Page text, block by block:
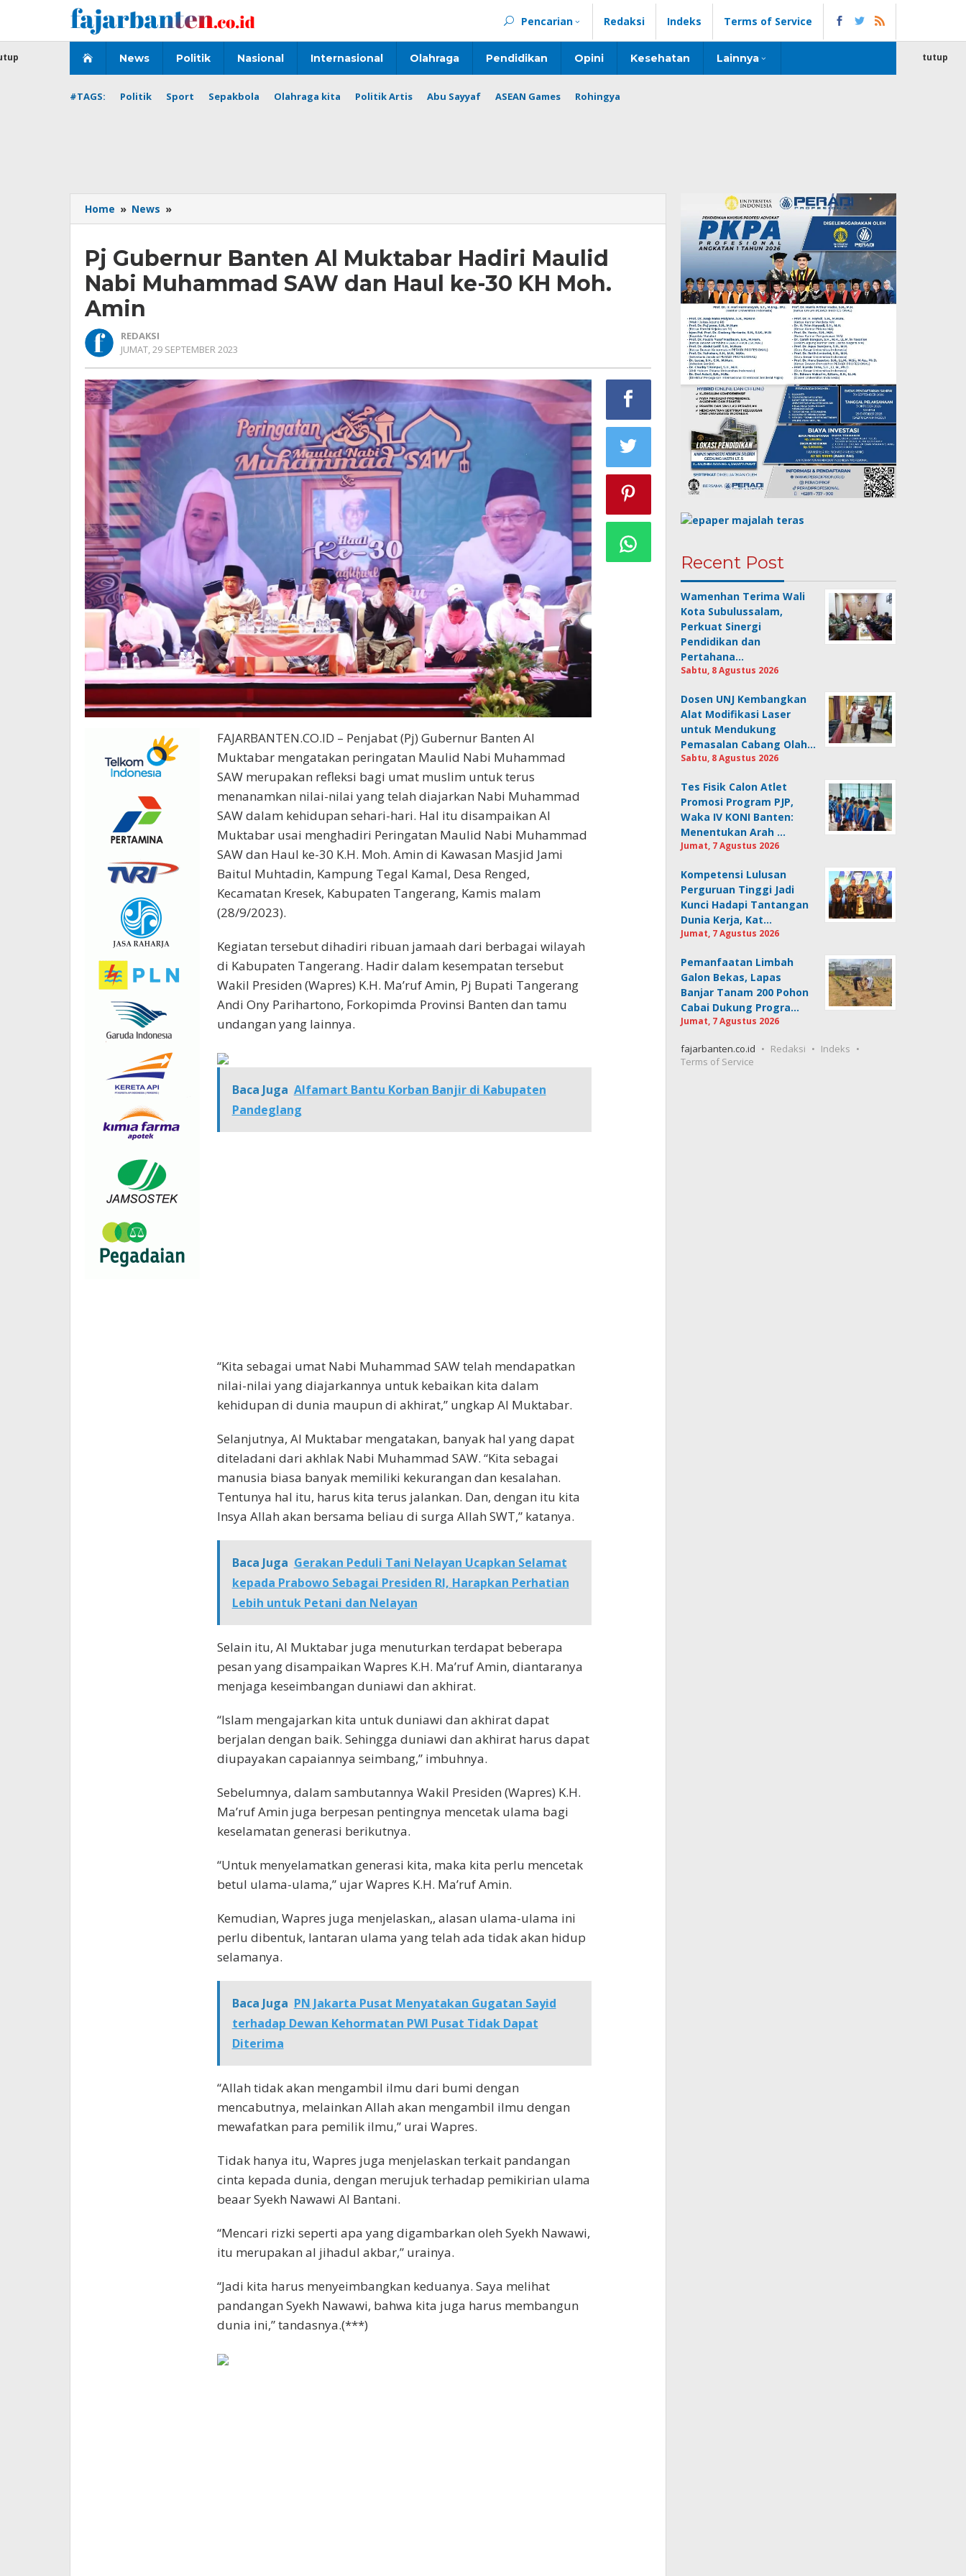
Pencarian Redaksi Indeks Terms of Service
News Politik Nasional Internasional Olahraga Pendidikan Opini Kesehatan Lainnya
#TAGS: Politik Sport Sepakbola Olahraga kita Politik Artis Abu Sayyaf ASEAN Games Rohingya
tutup
Home » News »
Gubernur
Al
Muktabar
Hadiri
SAW
ke-
30
KH
Pj Gubernur Banten Al Muktabar Hadiri Maulid
Nabi Muhammad SAW dan Haul ke-30 KH Moh.
Amin
REDAKSI
JUMAT, 29 SEPTEMBER 2023
FAJARBANTEN.CO.ID – Penjabat (Pj) Gubernur Banten Al
Muktabar mengatakan peringatan Maulid Nabi Muhammad
SAW merupakan refleksi bagi umat muslim untuk terus
menanamkan nilai-nilai yang telah diajarkan Nabi Muhammad
SAW dalam kehidupan sehari-hari. Hal itu disampaikan Al
Muktabar usai menghadiri Peringatan Maulid Nabi Muhammad
SAW dan Haul ke-30 K.H. Moh. Amin di Kawasan Masjid Jami
Baitul Muhtadin, Kampung Tegal Kamal, Desa Renged,
Kecamatan Kresek, Kabupaten Tangerang, Kamis malam
(28/9/2023).
Kegiatan tersebut dihadiri ribuan jamaah dari berbagai wilayah
di Kabupaten Tangerang. Hadir dalam kesempatan tersebut
Wakil Presiden (Wapres) K.H. Ma’ruf Amin, Pj Bupati Tangerang
Andi Ony Parihartono, Forkopimda Provinsi Banten dan tamu
undangan yang lainnya.
Baca Juga Alfamart Bantu Korban Banjir di Kabupaten
Pandeglang
“Kita sebagai umat Nabi Muhammad SAW telah mendapatkan
nilai-nilai yang diajarkannya untuk kebaikan kita dalam
kehidupan di dunia maupun di akhirat,” ungkap Al Muktabar.
Selanjutnya, Al Muktabar mengatakan, banyak hal yang dapat
diteladani dari akhlak Nabi Muhammad SAW. “Kita sebagai
manusia biasa banyak memiliki kekurangan dan kesalahan.
Tentunya hal itu, harus kita terus jalankan. Dan, dengan itu kita
Insya Allah akan bersama beliau di surga Allah SWT,” katanya.
Baca Juga Gerakan Peduli Tani Nelayan Ucapkan Selamat
kepada Prabowo Sebagai Presiden RI, Harapkan Perhatian
Lebih untuk Petani dan Nelayan
Selain itu, Al Muktabar juga menuturkan terdapat beberapa
pesan yang disampaikan Wapres K.H. Ma’ruf Amin, diantaranya
menjaga keseimbangan duniawi dan akhirat.
“Islam mengajarkan kita untuk duniawi dan akhirat dapat
berjalan dengan baik. Sehingga duniawi dan akhirat harus dapat
diupayakan capaiannya seimbang,” imbuhnya.
Sebelumnya, dalam sambutannya Wakil Presiden (Wapres) K.H.
Ma’ruf Amin juga berpesan pentingnya mencetak ulama bagi
keselamatan generasi berikutnya.
“Untuk menyelamatkan generasi kita, maka kita perlu mencetak
betul ulama-ulama,” ujar Wapres K.H. Ma’ruf Amin.
Kemudian, Wapres juga menjelaskan,, alasan ulama-ulama ini
perlu dibentuk, lantaran ulama yang telah ada tidak akan hidup
selamanya.
Baca Juga PN Jakarta Pusat Menyatakan Gugatan Sayid
terhadap Dewan Kehormatan PWI Pusat Tidak Dapat
Diterima
“Allah tidak akan mengambil ilmu dari bumi dengan
mencabutnya, melainkan Allah akan mengambil ilmu dengan
mewafatkan para pemilik ilmu,” urai Wapres.
Tidak hanya itu, Wapres juga menjelaskan terkait pandangan
cinta kepada dunia, dengan merujuk terhadap pemikirian ulama
beaar Syekh Nawawi Al Bantani.
“Mencari rizki seperti apa yang digambarkan oleh Syekh Nawawi,
itu merupakan al jihadul akbar,” urainya.
“Jadi kita harus menyeimbangkan keduanya. Saya melihat
pandangan Syekh Nawawi, bahwa kita juga harus membangun
dunia ini,” tandasnya.(***)
Recent Post
Wamenhan Terima Wali
Kota Subulussalam,
Perkuat Sinergi
Pendidikan dan
Pertahana…
Sabtu, 8 Agustus 2026
Dosen UNJ Kembangkan
Alat Modifikasi Laser
untuk Mendukung
Pemasalan Cabang Olah…
Sabtu, 8 Agustus 2026
Tes Fisik Calon Atlet
Promosi Program PJP,
Waka IV KONI Banten:
Menentukan Arah …
Jumat, 7 Agustus 2026
Kompetensi Lulusan
Perguruan Tinggi Jadi
Kunci Hadapi Tantangan
Dunia Kerja, Kat…
Jumat, 7 Agustus 2026
Pemanfaatan Limbah
Galon Bekas, Lapas
Banjar Tanam 200 Pohon
Cabai Dukung Progra…
Jumat, 7 Agustus 2026
fajarbanten.co.id Redaksi
Indeks
Terms of Service